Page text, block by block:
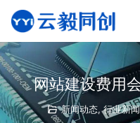
网站建设费用
新闻动态,行业新闻